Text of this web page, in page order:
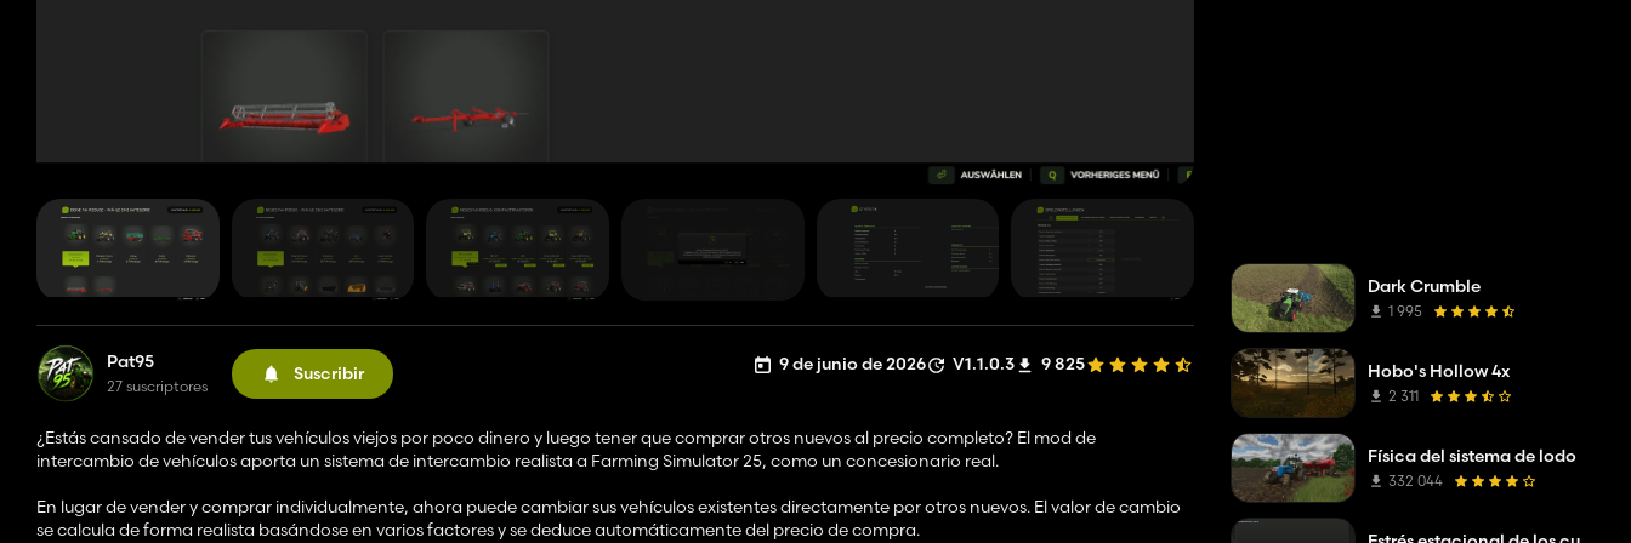
Pat95
27 suscriptores
Suscribir 9 de junio de 2026 V1.1.0.3 9 825
¿Estás cansado de vender tus vehículos viejos por poco dinero y luego tener que comprar otros nuevos al precio completo? El mod de
intercambio de vehículos aporta un sistema de intercambio realista a Farming Simulator 25, como un concesionario real.
En lugar de vender y comprar individualmente, ahora puede cambiar sus vehículos existentes directamente por otros nuevos. El valor de cambio
se calcula de forma realista basándose en varios factores y se deduce automáticamente del precio de compra.
Dark Crumble
1 995
Hobo's Hollow 4x
2 311
Física del sistema de lodo
332 044